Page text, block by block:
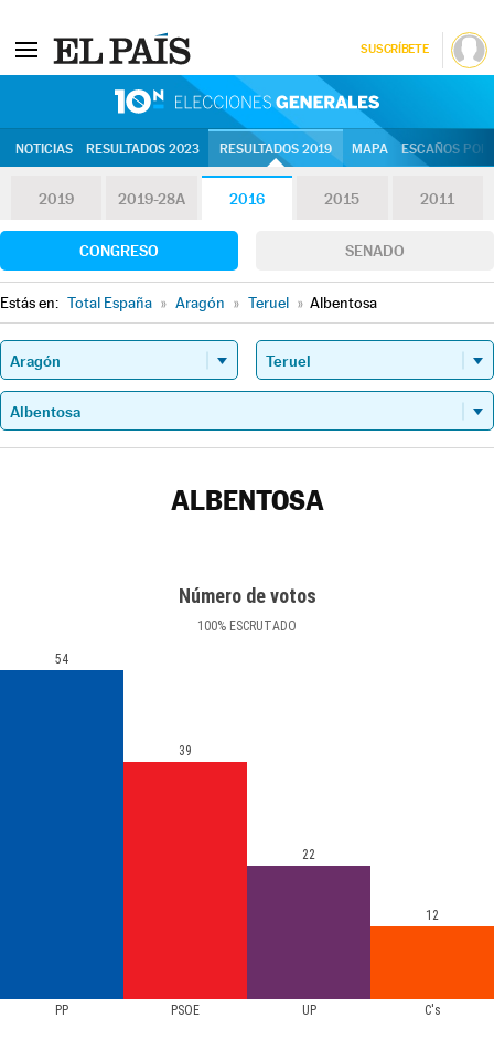
SUSCRÍBETE
NOTICIAS RESULTADOS 2023 RESULTADOS 2019 MAPA ESCAÑOS
2019 2019-28A 2016 2015 2011
CONGRESO SENADO
Estás en: Total España » Aragón » Teruel » Albentosa
ALBENTOSA
Número de votos
100% ESCRUTADO
PP PSOE UP C's
54
39
22
12